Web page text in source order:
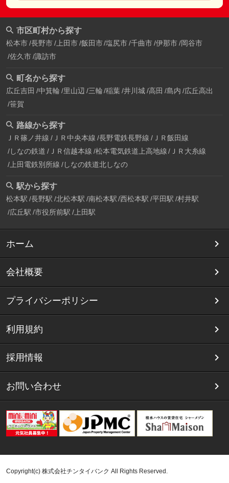
市区町村から探す
松本市 長野市 上田市 飯田市 塩尻市 千曲市 伊那市 岡谷市
佐久市 諏訪市
町名から探す
広丘吉田 中箕輪 里山辺 三輪 稲葉 井川城 高田 島内 広丘高出
笹賀
路線から探す
ＪＲ篠ノ井線 ＪＲ中央本線 長野電鉄長野線 ＪＲ飯田線
しなの鉄道 ＪＲ信越本線 松本電気鉄道上高地線
ＪＲ大糸線
上田電鉄別所線 しなの鉄道北しなの
駅から探す
松本駅 長野駅 北松本駅 南松本駅 西松本駅 平田駅 村井駅
広丘駅 市役所前駅 上田駅
ホーム
会社概要
プライバシーポリシー
利用規約
採用情報
お問い合わせ
Copyright(c) 株式会社チンタイバンク All Rights Reserved.